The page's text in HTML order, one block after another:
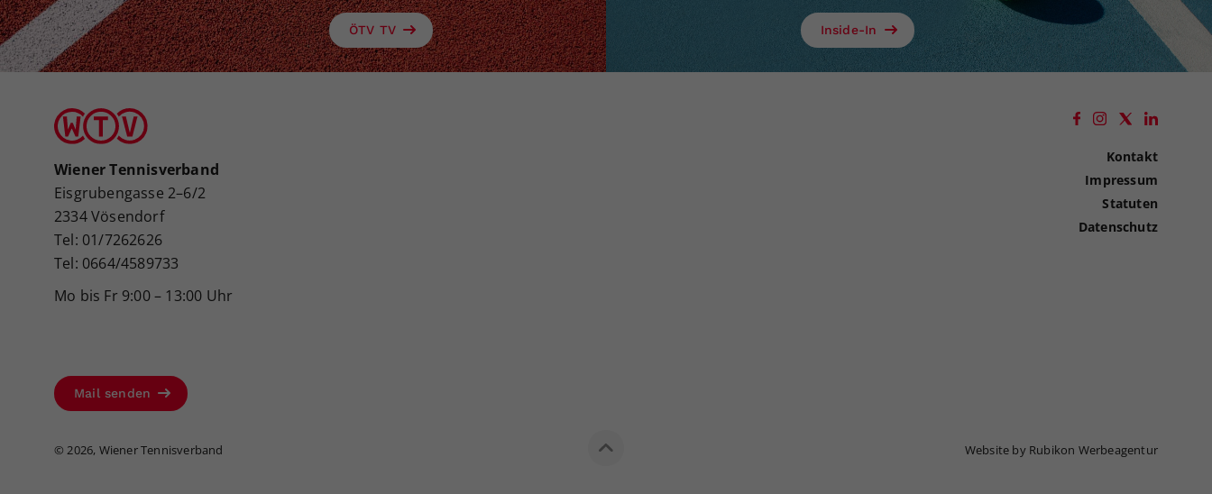
ÖTV TV Inside-In
Wiener Tennisverband
Eisgrubengasse 2–6/2
2334 Vösendorf
Tel: 01/7262626
Tel: 0664/4589733
Mo bis Fr 9:00 – 13:00 Uhr
Mail senden
Kontakt
Impressum
Statuten
Datenschutz
©2026, Wiener Tennisverband Website by Rubikon Werbeagentur